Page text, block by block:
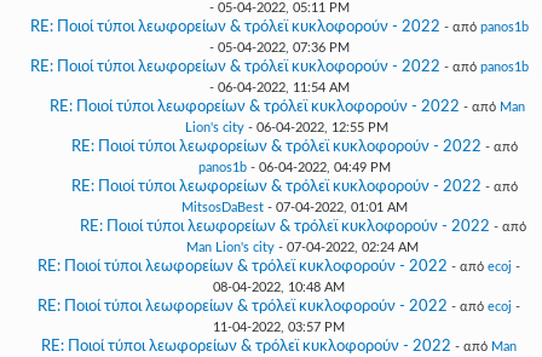
- 05-04-2022, 05:11 PM
RE: Ποιοί τύποι λεωφορείων & τρόλεϊ κυκλοφορούν - 2022 - από panos1b
- 05-04-2022, 07:36 PM
RE: Ποιοί τύποι λεωφορείων & τρόλεϊ κυκλοφορούν - 2022 - από panos1b
- 06-04-2022, 11:54 AM
RE: Ποιοί τύποι λεωφορείων & τρόλεϊ κυκλοφορούν - 2022 - από Man
Lion's city - 06-04-2022, 12:55 PM
RE: Ποιοί τύποι λεωφορείων & τρόλεϊ κυκλοφορούν - 2022 - από
panos1b - 06-04-2022, 04:49 PM
RE: Ποιοί τύποι λεωφορείων & τρόλεϊ κυκλοφορούν - 2022 - από
MitsosDaBest - 07-04-2022, 01:01 AM
RE: Ποιοί τύποι λεωφορείων & τρόλεϊ κυκλοφορούν - 2022 - από
Man Lion's city - 07-04-2022, 02:24 AM
RE: Ποιοί τύποι λεωφορείων & τρόλεϊ κυκλοφορούν - 2022 - από ecoj -
08-04-2022, 10:48 AM
RE: Ποιοί τύποι λεωφορείων & τρόλεϊ κυκλοφορούν - 2022 - από ecoj -
11-04-2022, 03:57 PM
RE: Ποιοί τύποι λεωφορείων & τρόλεϊ κυκλοφορούν - 2022 - από Man